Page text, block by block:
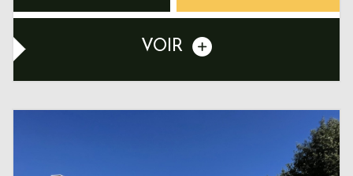
VOIR